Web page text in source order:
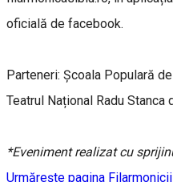
oficială de facebook.
Parteneri: Școala Populară
Teatrul Național Radu Stanca
*Eveniment realizat cu
Urmărește pagina